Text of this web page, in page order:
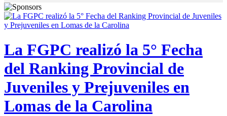
La FGPC realizó la 5° Fecha
del Ranking Provincial de
Juveniles y Prejuveniles en
Lomas de la Carolina